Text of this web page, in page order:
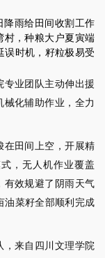
降雨给田间收割工作
村，种粮大户夏寅端
误时机，籽粒极易受
专业团队主动伸出援
化辅助作业，全力
在田间上空，开展精
，无人机作业覆盖
有效规避了阴雨天气
油菜籽全部顺利完成
，来自四川文理学院